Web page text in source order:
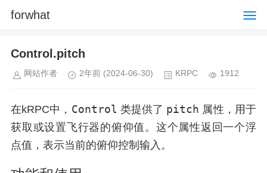
forwhat
Control.pitch
网站作者 2年前 (2024-06-30) KRPC 1912
在kRPC中， Control 类提供了 pitch 属性，用于
获取或设置飞行器的俯仰值。这个属性返回一个浮
点值，表示当前的俯仰控制输入。